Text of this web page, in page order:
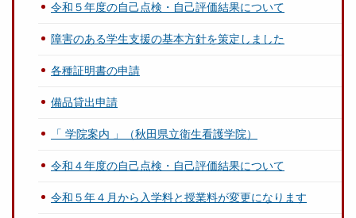
令和５年度の自己点検・自己評価結果について
障害のある学生支援の基本方針を策定しました
各種証明書の申請
備品貸出申請
「 学院案内 」（秋田県立衛生看護学院）
令和４年度の自己点検・自己評価結果について
令和５年４月から入学料と授業料が変更になります